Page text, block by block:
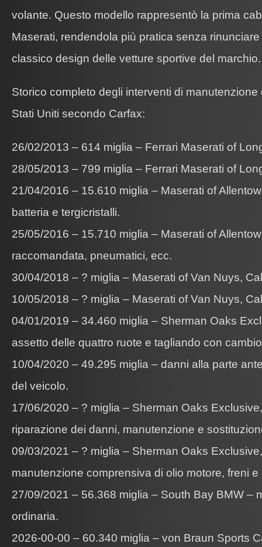
volante. Questo modello rappresentò la prima
Maserati, rendendola più pratica senza
classico design delle vetture sportive del marchio.
Storico completo degli interventi di
Stati Uniti secondo Carfax:
26/02/2013 – 614 miglia – Ferrari Maserati of
28/05/2013 – 799 miglia – Ferrari Maserati of
21/04/2016 – 15.610 miglia – Maserati of
batteria e tergicristalli.
25/05/2016 – 15.710 miglia – Maserati of
raccomandata, pneumatici, ecc.
30/04/2018 – ? miglia – Maserati of Van Nuys,
10/05/2018 – ? miglia – Maserati of Van Nuys,
04/01/2019 – 34.460 miglia – Sherman Oaks
assetto delle quattro ruote e tagliando con
10/04/2020 – 49.295 miglia – danni alla parte
del veicolo.
17/06/2020 – ? miglia – Sherman Oaks
riparazione dei danni, manutenzione e
09/03/2021 – ? miglia – Sherman Oaks
manutenzione comprensiva di olio motore, freni e
27/09/2021 – 56.368 miglia – South Bay BMW –
ordinaria.
2026-00-00 – 60.340 miglia – von Braun Sports